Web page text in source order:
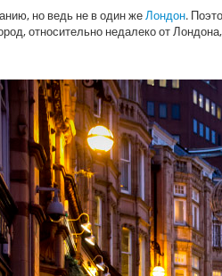
но ведь не в один жеЛондон.
относительно недалеко от